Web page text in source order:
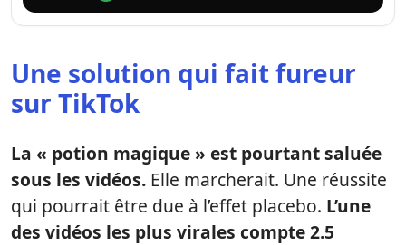
Une solution qui fait fureur
sur TikTok
La « potion magique » est pourtant saluée
sous les vidéos. Elle marcherait. Une réussite
qui pourrait être due à l’effet placebo. L’une
des vidéos les plus virales compte 2.5